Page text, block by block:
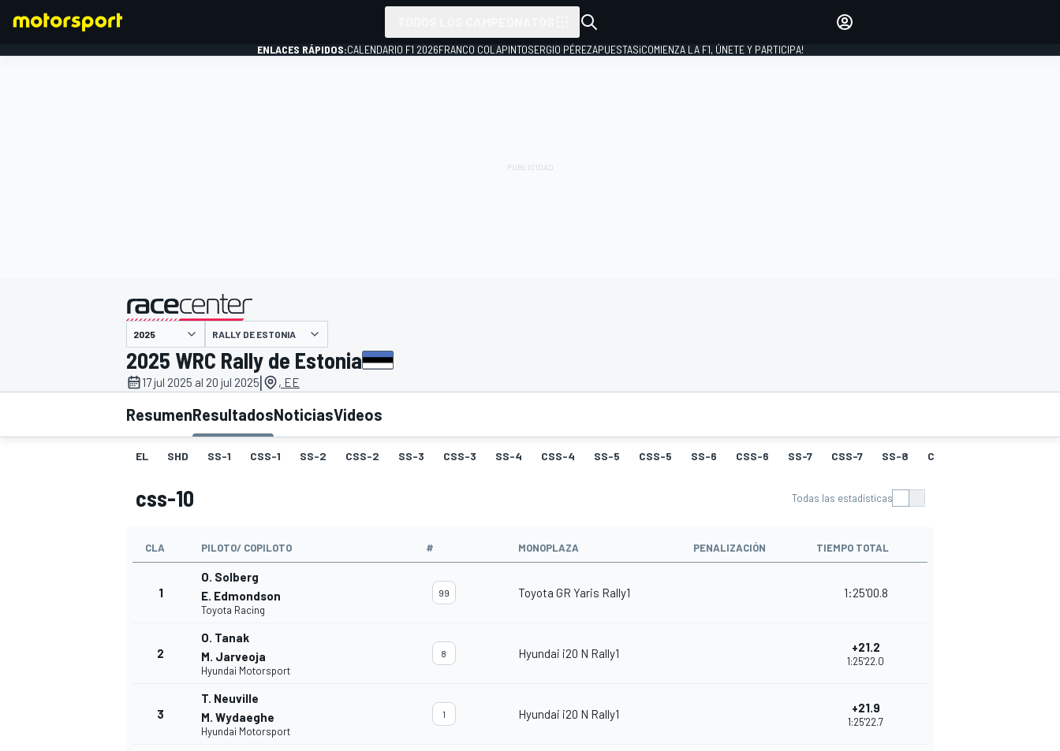
INDYCAR
INICIAR SESIÓN
ENLACES RÁPIDOS:CALENDARIO F1 2026FRANCO COLAPINTOSERGIO PÉREZAPUESTAS¡COMIENZA LA F1, ÚNETE Y PARTICIPA!
presentado por
RALLY DE ESTONIA
2025 WRC Rally de Estonia
17 jul 2025 al 20 jul 2025| , EE
ResumenResultadosNoticiasVideos
EL SHD SS-1 CSS-1 SS-2 CSS-2 SS-3 CSS-3 SS-4 CSS-4 SS-5 CSS-5 SS-6 CSS-6 SS-7 CSS-7 SS-8 CSS-8
css-10 Todas las estadísticas
CLA PILOTO/ COPILOTO # MONOPLAZA PENALIZACIÓN TIEMPO TOTAL
1
O. Solberg
E. Edmondson
Toyota Racing
99 Toyota GR Yaris Rally1 1:25'00.8
2
O. Tanak
M. Jarveoja
Hyundai Motorsport
8 Hyundai i20 N Rally1 +21.2
1:25'22.0
3
T. Neuville
M. Wydaeghe
Hyundai Motorsport
1 Hyundai i20 N Rally1 +21.9
1:25'22.7